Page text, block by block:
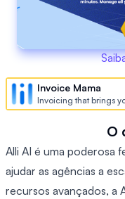
Invoice Mama
Invoicing that brings
O
Alli AI é uma poderosa
ajudar as agências a
recursos avançados, a